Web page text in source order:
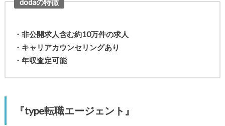
dodaの特徴
・非公開求人含む約10万件の求人
・キャリアカウンセリングあり
・年収査定可能
『type転職エージェント』